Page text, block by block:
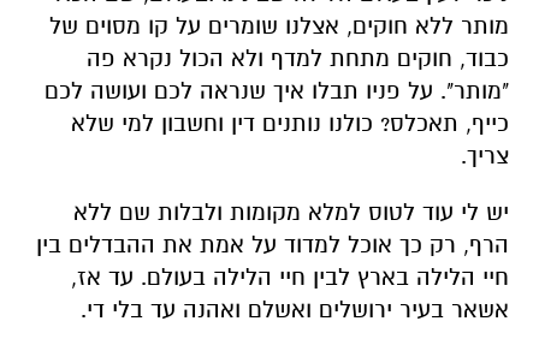
מותר ללא חוקים, אצלנו שומרים על קו מסוים של
כבוד, חוקים מתחת למדף ולא הכול נקרא פה
"מותר". על פניו תבלו איך שנראה לכם ועושה לכם
כייף, תאכלס? כולנו נותנים דין וחשבון למי שלא
צריך.
יש לי עוד לטוס למלא מקומות ולבלות שם ללא
הרף, רק כך אוכל למדוד על אמת את ההבדלים בין
חיי הלילה בארץ לבין חיי הלילה בעולם. עד אז,
אשאר בעיר ירושלים ואשלם ואהנה עד בלי די.